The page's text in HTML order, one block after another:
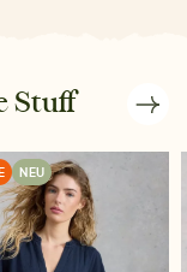
Stuff
NEU